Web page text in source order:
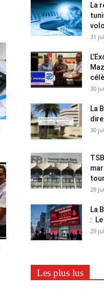
La
31
30
La
30
29
La
:
29
Les plus lus